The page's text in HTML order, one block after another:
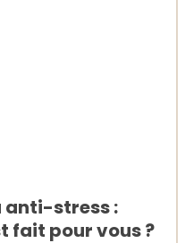
anti-stress :
fait pour vous ?